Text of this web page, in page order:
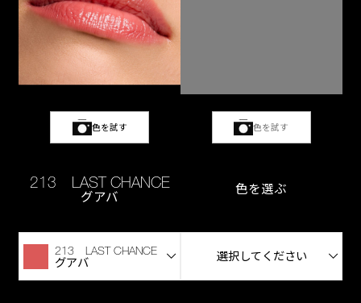
色を試す
213 LAST CHANCE
グアバ
213 LAST CHANCE
グアバ
色を試す
色を選ぶ
選択してください